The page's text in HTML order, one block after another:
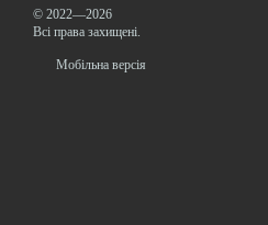
© 2022—2026
Всі права захищені.
Мобільна версія